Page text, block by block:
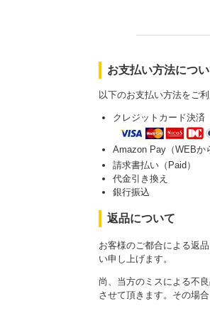
お支払い方法につ
以下のお支払い方法をご利
クレジットカード決済
Amazon Pay（WEBか
請求書払い（Paid）
代金引き換え
銀行振込
返品について
お客様のご都合による返
い申し上げます。
尚、当方のミスによる不
させて頂きます。その場